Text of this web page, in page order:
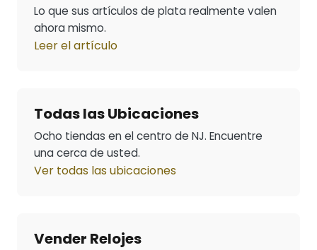
Lo que sus artículos de plata realmente valen
ahora mismo.
Leer el artículo
Todas las Ubicaciones
Ocho tiendas en el centro de NJ. Encuentre
una cerca de usted.
Ver todas las ubicaciones
Vender Relojes